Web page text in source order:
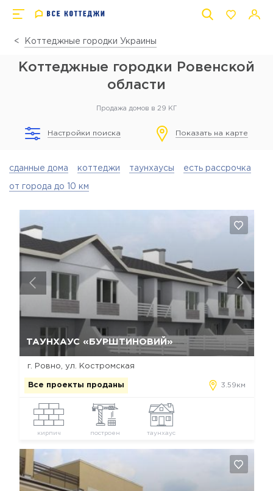
Коттеджные городки Украины
Коттеджные городки Ровенской
области
Продажа домов в 29 КГ
Настройки поиска Показать на карте
сданные дома коттеджи таунхаусы есть рассрочка
от города до 10 км
ТАУНХАУС «БУРШТИНОВИЙ»
г. Ровно, ул. Костромская
Все проекты проданы 3.59км
кирпич построен таунхаус
Да, удалить